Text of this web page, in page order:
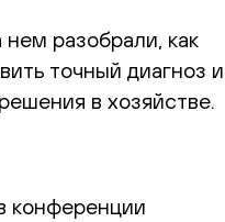
разобрали, как
точный диагноз и
в хозяйстве.
конференции